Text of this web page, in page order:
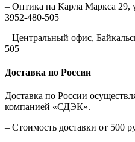
– Оптика на Карла Маркса 29,
3952-480-505
– Центральный офис,
505
Доставка по России
Доставка по России
компанией «СДЭК».
– Стоимость доставки от 500